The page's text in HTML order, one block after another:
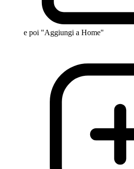
e poi "Aggiungi a Home"